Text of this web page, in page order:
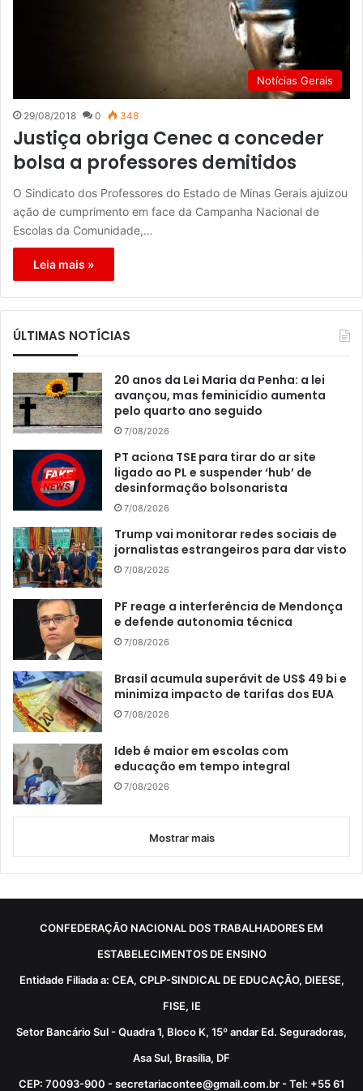
Notícias Gerais
29/08/2018 0 348
Justiça obriga Cenec a conceder
bolsa a professores demitidos
O Sindicato dos Professores do Estado de Minas Gerais ajuizou
ação de cumprimento em face da Campanha Nacional de
Escolas da Comunidade,…
Leia mais »
ÚLTIMAS NOTÍCIAS
20 anos da Lei Maria da Penha: a lei
avançou, mas feminicídio aumenta
pelo quarto ano seguido
7/08/2026
PT aciona TSE para tirar do ar site
ligado ao PL e suspender ‘hub’ de
desinformação bolsonarista
7/08/2026
Trump vai monitorar redes sociais de
jornalistas estrangeiros para dar visto
7/08/2026
PF reage a interferência de Mendonça
e defende autonomia técnica
7/08/2026
Brasil acumula superávit de US$ 49 bi e
minimiza impacto de tarifas dos EUA
7/08/2026
Ideb é maior em escolas com
educação em tempo integral
7/08/2026
Mostrar mais
CONFEDERAÇÃO NACIONAL DOS TRABALHADORES EM
ESTABELECIMENTOS DE ENSINO
Entidade Filiada a: CEA, CPLP-SINDICAL DE EDUCAÇÃO, DIEESE,
FISE, IE
Setor Bancário Sul - Quadra 1, Bloco K, 15º andar Ed. Seguradoras,
Asa Sul, Brasília, DF
CEP: 70093-900 - secretariacontee@gmail.com.br - Tel: +55 61